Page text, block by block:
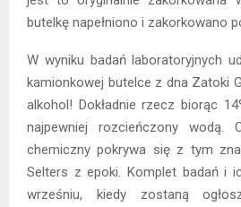
butelkę napełniono i zakorkowano
W wyniku badań laboratoryjnych
kamionkowej butelce z dna Zatoki
alkohol! Dokładnie rzecz biorąc
najpewniej rozcieńczony wodą.
chemiczny pokrywa się z tym
Selters z epoki. Komplet badań i
wrześniu, kiedy zostaną